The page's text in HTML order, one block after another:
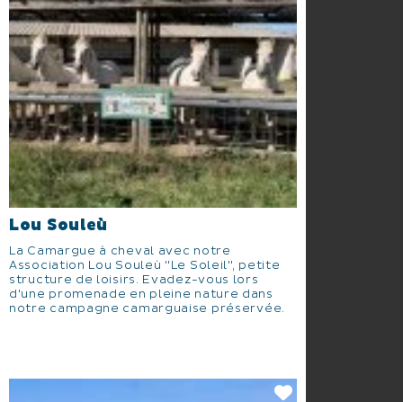
Lou Souleù
La Camargue à cheval avec notre
Association Lou Souleù "Le Soleil", petite
structure de loisirs. Evadez-vous lors
d'une promenade en pleine nature dans
notre campagne camarguaise préservée.